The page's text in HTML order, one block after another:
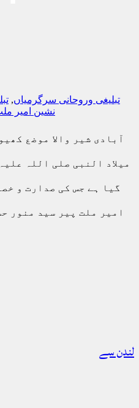
تبلیغی وروحانی سرگرمیاں,
نشین امیر
آبادی شیر والا موضع
میلاد النبی صلی اللہ
گیا ہے جس کی صدارت و
امیر ملت پیر سید منور
لندن سے